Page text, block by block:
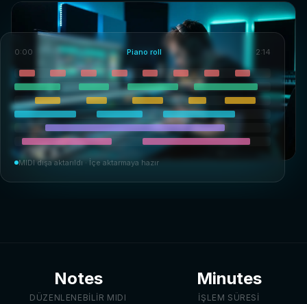
0:00 Piano roll 2:14
MIDI dışa aktarıldı · İçe aktarmaya hazır
Notes
DÜZENLENEBILIR MIDI
Minutes
İŞLEM SÜRESI